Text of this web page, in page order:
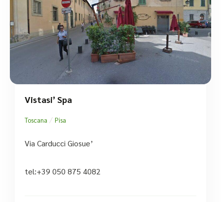
Vistasi’ Spa
Toscana / Pisa
Via Carducci Giosue’
tel:+39 050 875 4082